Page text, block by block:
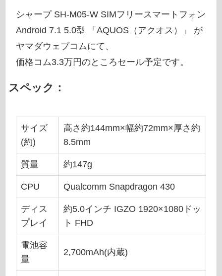
シャープ SH-M05-W SIMフリースマートフォン
Android 7.1 5.0型 「AQUOS（アクオス）」 が
ヤマダウェブコムにて、
価格コム3.3万円のところセール予定です。
スペック：
サイズ
(約)
高さ約144mm×幅約72mm×厚さ約
8.5mm
質量 約147g
CPU Qualcomm Snapdragon 430
ディス
プレイ
約5.0インチ IGZO 1920×1080ドッ
ト FHD
電池容
量
2,700mAh(内蔵)